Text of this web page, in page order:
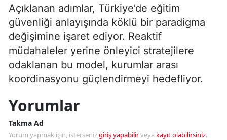
Açıklanan adımlar, Türkiye’de eğitim
güvenliği anlayışında köklü bir paradigma
değişimine işaret ediyor. Reaktif
müdahaleler yerine önleyici stratejilere
odaklanan bu model, kurumlar arası
koordinasyonu güçlendirmeyi hedefliyor.
Yorumlar
Takma Ad
Yorum yapmak için, istersenizgiriş yapabilirveya kayıt olabilirsiniz.